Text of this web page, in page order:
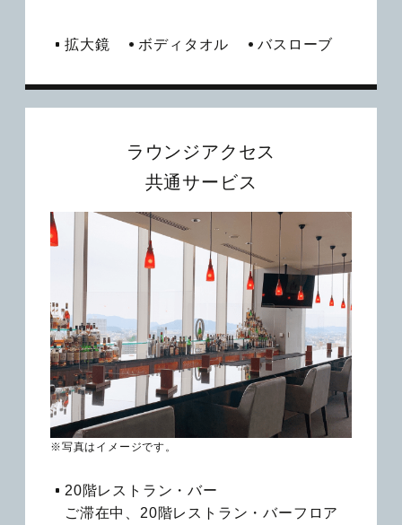
拡大鏡 ボディタオル バスローブ
ラウンジアクセス
共通サービス
※写真はイメージです。
20階レストラン・バー
ご滞在中、20階レストラン・バーフロア